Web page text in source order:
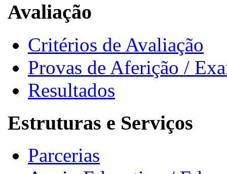
Avaliação
Critérios de Avaliação
Provas de Aferição /
Resultados
Estruturas e Serviços
Parcerias